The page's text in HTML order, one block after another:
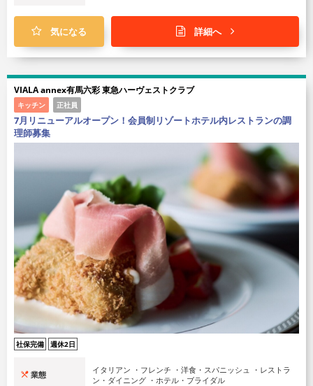
気になる 詳細へ
VIALA annex有馬六彩 東急ハーヴェストクラブ
キッチン 正社員
7月リニューアルオープン！会員制リゾートホテル内レストランの調
理師募集
社保完備 週休2日
業態
イタリアン ・フレンチ ・洋食・スパニッシュ ・レストラ
ン・ダイニング ・ホテル・ブライダル